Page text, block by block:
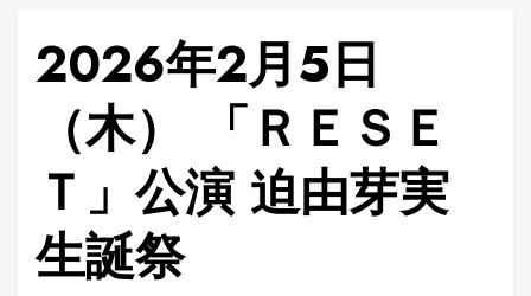
2026年2月5日
（木） 「ＲＥＳＥ
Ｔ」公演 迫由芽実
生誕祭